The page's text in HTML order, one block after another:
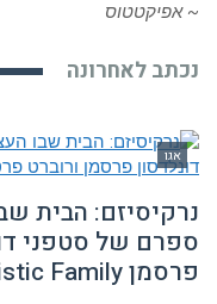
~ אפיקטטוס
נכתב לאחרונה
אגו
נרקיסיזם: הבית
ספרם של סטפני
פרסמן The Narcissistic Family